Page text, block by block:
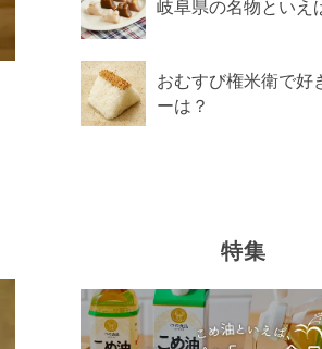
岐阜県の名物といえ
おむすび権米衛で好
ーは？
特集